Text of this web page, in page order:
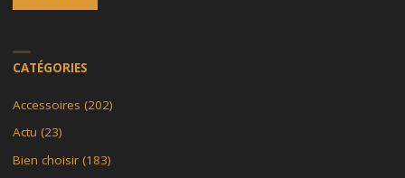
CATÉGORIES
Accessoires (202)
Actu (23)
Bien choisir(183)